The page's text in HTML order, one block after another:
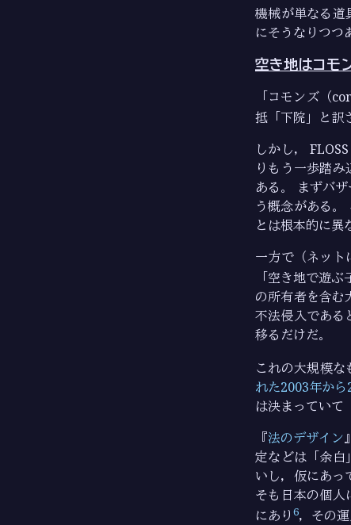
機械が単なる道
にそうなりつつ
空き地はコモ
「コモンズ（
抵「下院」と訳
しかし，
りもう一歩踏
ある。 まずバ
う概念がある
とは根本的に異
一方で（ネット
「空き地で遊ぶ
の所有者を含む
不法侵入である
移るだけだ。
これの大規模
れた2003年か
は決まっていて
『法のデザイン
定などは「余白
いし，仮にあっ
そも日本の個人
にあり 6，その